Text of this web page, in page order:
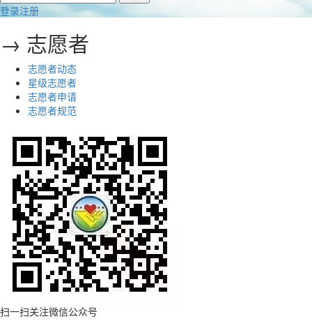
登录注册
→ 志愿者
志愿者动态
星级志愿者
志愿者申请
志愿者规范
扫一扫关注微信公众号